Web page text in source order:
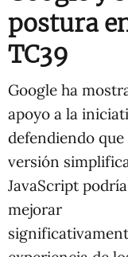
postura
TC39
Google ha
apoyo a la
defendiendo que
versión
JavaScript podría
mejorar